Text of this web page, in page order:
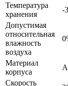
Температура
хранения
-
Допустимая
относительная
влажность
воздуха
Материал
корпуса
Скорость